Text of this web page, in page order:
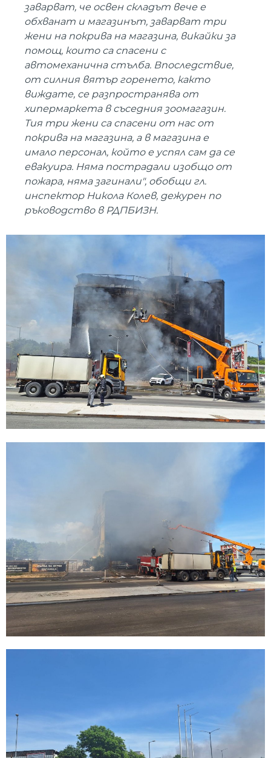
заварват, че освен складът вече е
обхванат и магазинът, заварват три
жени на покрива на магазина, викайки за
помощ, които са спасени с
автомеханична стълба. Впоследствие,
от силния вятър горенето, както
виждате, се разпространява от
хипермаркета в съседния зоомагазин.
Тия три жени са спасени от нас от
покрива на магазина, а в магазина е
имало персонал, който е успял сам да се
евакуира. Няма пострадали изобщо от
пожара, няма загинали", обобщи гл.
инспектор Никола Колев, дежурен по
ръководство в РДПБИЗН.